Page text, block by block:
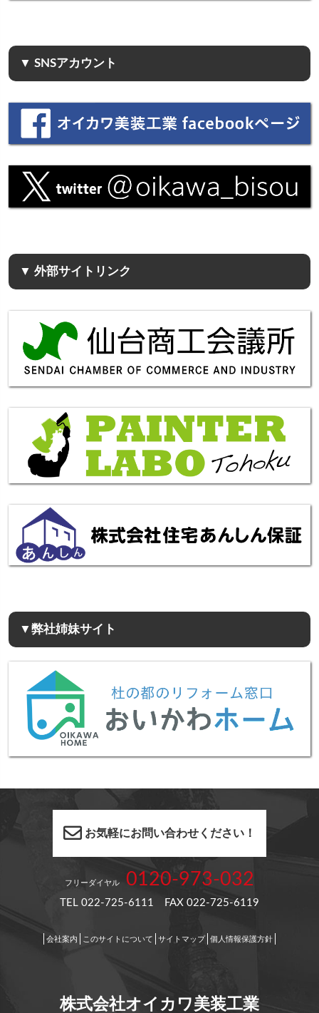
▼ SNSアカウント
▼ 外部サイトリンク
▼弊社姉妹サイト
お気軽にお問い合わせください！
フリーダイヤル 0120-973-032
TEL 022-725-6111 FAX 022-725-6119
会社案内 このサイトについて サイトマップ 個人情報保護方針
株式会社オイカワ美装工業